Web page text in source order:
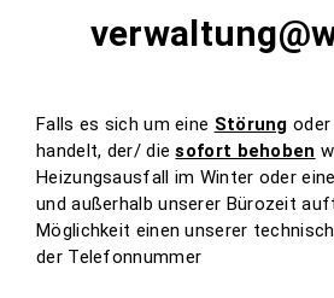
Falls es sich um eine Störung oder
handelt, der/ diesofort behoben
Heizungsausfall im Winter oder
und außerhalb unserer Bürozeit
Möglichkeit einen unserer
der Telefonnummer